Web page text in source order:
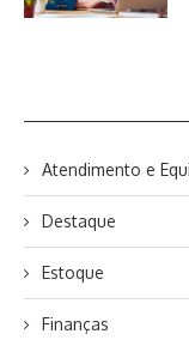
Atendimento e
Destaque
Estoque
Finanças